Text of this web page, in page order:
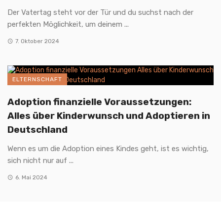
Der Vatertag steht vor der Tür und du suchst nach der
perfekten Möglichkeit, um deinem ...
7. Oktober 2024
ELTERNSCHAFT
Adoption finanzielle Voraussetzungen:
Alles über Kinderwunsch und Adoptieren in
Deutschland
Wenn es um die Adoption eines Kindes geht, ist es wichtig,
sich nicht nur auf ...
6. Mai 2024